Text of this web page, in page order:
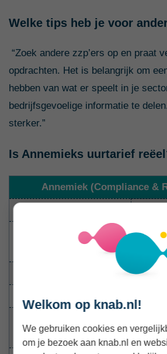
Welke tips heb je voor
“Zoek andere zzp’ers op en praat
opdrachten. Het is belangrijk om
hebben van wat er speelt in je
bedrijfsgevoelige informatie te
sterker.”
Is Annemieks uurtarief
Annemiek (Compliance &
Relevante ervaring als
Hoogst voltooide opleiding
Beroep
Welkom op knab.nl!
We gebruiken cookies en
om je bezoek aan knab.nl en